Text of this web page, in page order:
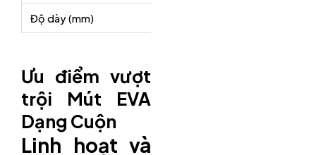
Độ dày (mm)
Ưu điểm vượt
trội Mút EVA
Dạng Cuộn
Linh hoạt và